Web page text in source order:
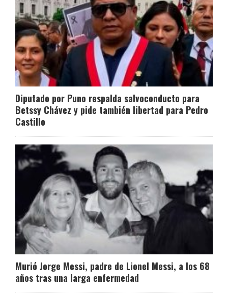
Diputado por Puno respalda salvoconducto para
Betssy Chávez y pide también libertad para Pedro
Castillo
Murió Jorge Messi, padre de Lionel Messi, a los 68
años tras una larga enfermedad